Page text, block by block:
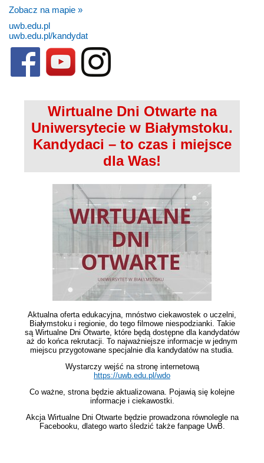
Zobacz na mapie »
uwb.edu.pl
uwb.edu.pl/kandydat
Wirtualne Dni Otwarte na
Uniwersytecie w Białymstoku.
Kandydaci – to czas i miejsce
dla Was!
Aktualna oferta edukacyjna, mnóstwo ciekawostek o uczelni,
Białymstoku i regionie, do tego filmowe niespodzianki. Takie
są Wirtualne Dni Otwarte, które będą dostępne dla kandydatów
aż do końca rekrutacji. To najważniejsze informacje w jednym
miejscu przygotowane specjalnie dla kandydatów na studia.
Wystarczy wejść na stronę internetową
https://uwb.edu.pl/wdo
Co ważne, strona będzie aktualizowana. Pojawią się kolejne
informacje i ciekawostki.
Akcja Wirtualne Dni Otwarte będzie prowadzona równolegle na
Facebooku, dlatego warto śledzić także fanpage UwB.